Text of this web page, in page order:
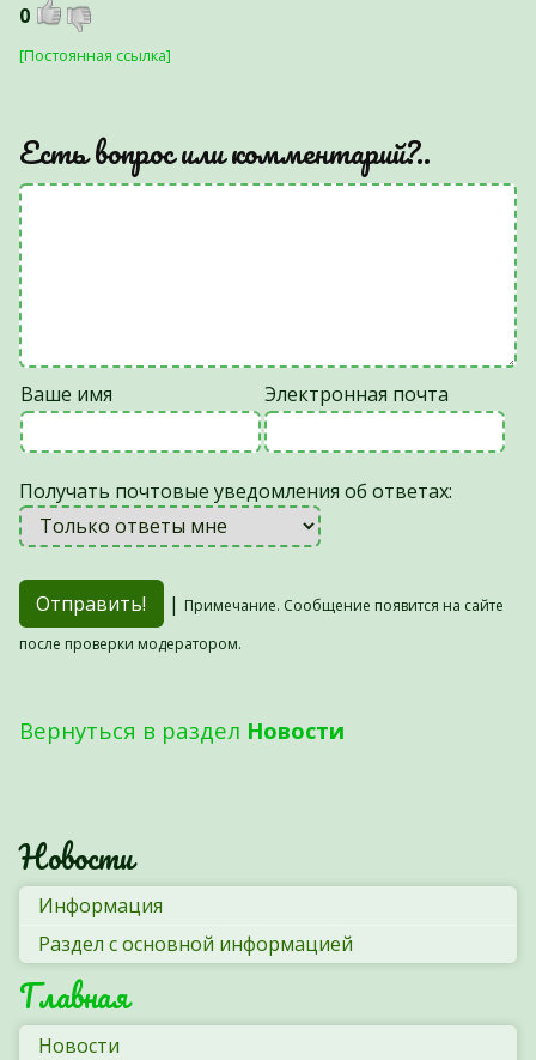
0
[Постоянная ссылка]
Есть вопрос или комментарий?..
Ваше имя Электронная почта
Получать почтовые уведомления об ответах:
| Примечание. Сообщение появится на сайте
после проверки модератором.
Вернуться в раздел Новости
Новости
Информация
Раздел с основной информацией
Главная
Новости